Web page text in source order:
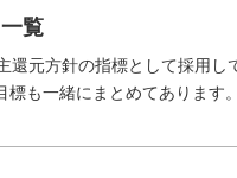
覧
還元方針の指標として採用し
も一緒にまとめてあります。